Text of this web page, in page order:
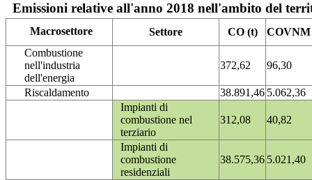
Emissioni relative all'anno 2018 nell'ambito del
Macrosettore Settore CO (t)
COVNM
Combustione
nell'industria
dell'energia
372,62 96,30
Riscaldamento 38.891,46 5.062,36
Impianti di
combustione nel
terziario
312,08 40,82
Impianti di
combustione
residenziali
38.575,36 5.021,40